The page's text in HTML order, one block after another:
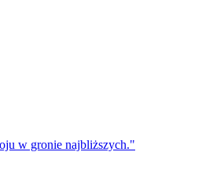
w gronie najbliższych."